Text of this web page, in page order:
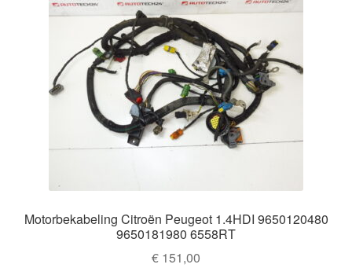
Motorbekabeling Citroën Peugeot 1.4HDI 9650120480
9650181980 6558RT
€ 151,00